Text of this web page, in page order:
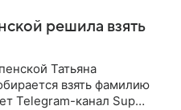
решила взять
Татьяна
взять фамилию
Telegram-канал Super.